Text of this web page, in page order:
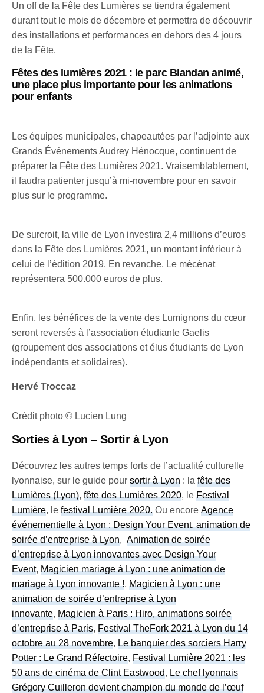
Un off de la Fête des Lumières se tiendra également
durant tout le mois de décembre et permettra de découvrir
des installations et performances en dehors des 4 jours
de la Fête.
Fêtes des lumières 2021 : le parc Blandan animé,
une place plus importante pour les animations
pour enfants
Les équipes municipales, chapeautées par l’adjointe aux
Grands Événements Audrey Hénocque, continuent de
préparer la Fête des Lumières 2021. Vraisemblablement,
il faudra patienter jusqu’à mi-novembre pour en savoir
plus sur le programme.
De surcroit, la ville de Lyon investira 2,4 millions d’euros
dans la Fête des Lumières 2021, un montant inférieur à
celui de l’édition 2019. En revanche, Le mécénat
représentera 500.000 euros de plus.
Enfin, les bénéfices de la vente des Lumignons du cœur
seront reversés à l’association étudiante Gaelis
(groupement des associations et élus étudiants de Lyon
indépendants et solidaires).
Hervé Troccaz
Crédit photo © Lucien Lung
Sorties à Lyon – Sortir à Lyon
Découvrez les autres temps forts de l’actualité culturelle
lyonnaise, sur le guide poursortir à Lyon : lafête des
Lumières (Lyon),fête des Lumières 2020, leFestival
Lumière, lefestival Lumière 2020. Ou encoreAgence
événementielle à Lyon : Design Your Event, animation de
soirée d’entreprise à Lyon,Animation de soirée
d’entreprise à Lyon innovantes avec Design Your
Event,Magicien mariage à Lyon : une animation de
mariage à Lyon innovante !,Magicien à Lyon : une
animation de soirée d’entreprise à Lyon
innovante,Magicien à Paris : Hiro, animations soirée
d’entreprise à Paris,Festival TheFork 2021 à Lyon du 14
octobre au 28 novembre,Le banquier des sorciers Harry
Potter : Le Grand Réfectoire,Festival Lumière 2021 : les
50 ans de cinéma de Clint Eastwood,Le chef lyonnais
Grégory Cuilleron devient champion du monde de l’œuf